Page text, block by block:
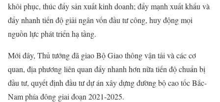
khôi phục, thúc đẩy sản xuất kinh doanh; đẩy mạnh xuất khẩu và
đẩy nhanh tiến độ giải ngân vốn đầu tư công, huy động mọi
nguồn lực phát triển hạ tầng.
Mới đây, Thủ tướng đã giao Bộ Giao thông vận tải và các cơ
quan, địa phương liên quan đẩy nhanh hơn nữa tiến độ chuẩn bị
đầu tư, quyết định đầu tư dự án xây dựng đường bộ cao tốc Bắc-
Nam phía đông giai đoạn 2021-2025.